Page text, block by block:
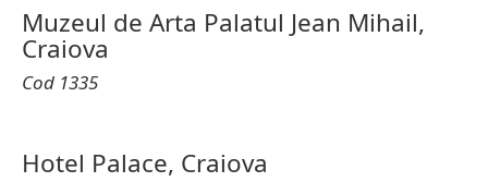
Muzeul de Arta Palatul Jean Mihail,
Craiova
Cod 1335
Hotel Palace, Craiova